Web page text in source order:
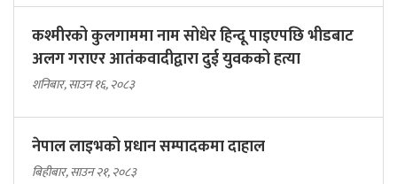
कश्मीरको कुलगाममा नाम सोधेर हिन्दू पाइएपछि भीडबाट
अलग गराएर आतंकवादीद्वारा दुई युवकको हत्या
शनिबार, साउन १६, २०८३
नेपाल लाइभको प्रधान सम्पादकमा दाहाल
बिहीबार, साउन २१, २०८३